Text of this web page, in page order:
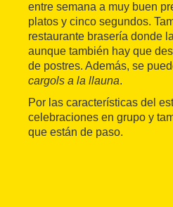
entre semana a muy buen
platos y cinco segundos.
restaurante brasería donde
aunque también hay que
de postres. Además, se
cargols a la llauna.
Por las características del
celebraciones en grupo y
que están de paso.